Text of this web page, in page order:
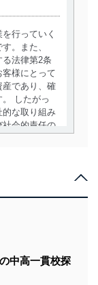
行っていく
。また、
る法律第2条
様にとって
産であり、確
したがっ
的な取り組み
社会的責任の
で利用目的の
よって取
有している
者への提
らの取り組
底してまいり
適切な管理
中高一貫校探